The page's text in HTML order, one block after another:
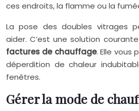
ces endroits, la flamme ou la
La pose des doubles vitrages
aider. C’est une solution
factures de chauffage. Elle vous
déperdition de chaleur
fenêtres.
Gérer la mode de